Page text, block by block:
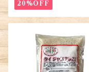
20%OFF